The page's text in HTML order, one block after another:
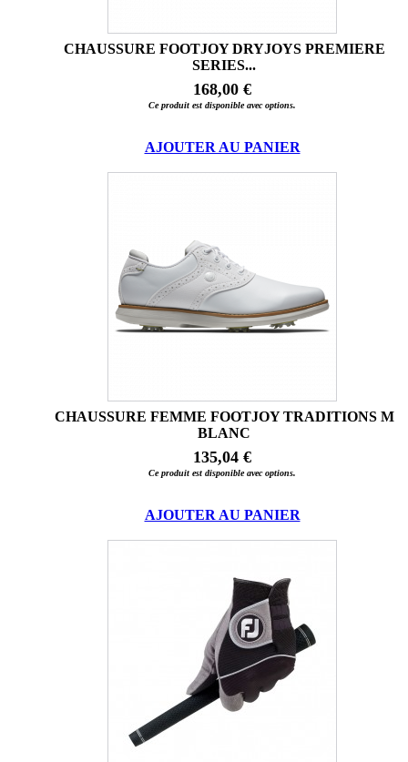
CHAUSSURE FOOTJOY DRYJOYS PREMIERE
SERIES...
168,00 €
Ce produit est disponible avec options.
AJOUTER AU PANIER
CHAUSSURE FEMME FOOTJOY TRADITIONS M
BLANC
135,04 €
Ce produit est disponible avec options.
AJOUTER AU PANIER